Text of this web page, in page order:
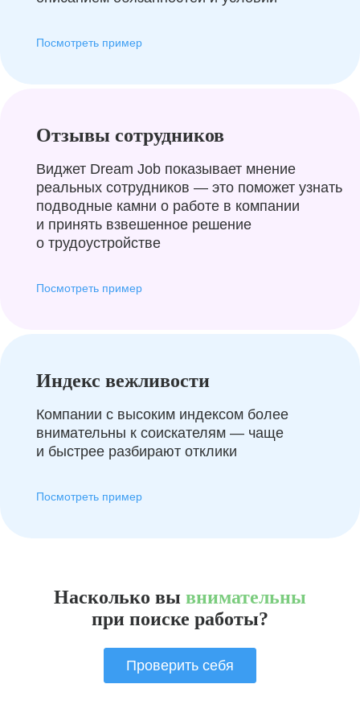
Посмотреть пример
Отзывы сотрудников
Виджет Dream Job показывает мнение
реальных сотрудников — это поможет узнать
подводные камни о работе в компании
и принять взвешенное решение
о трудоустройстве
Посмотреть пример
Индекс вежливости
Компании с высоким индексом более
внимательны к соискателям — чаще
и быстрее разбирают отклики
Посмотреть пример
Насколько вы внимательны
при поиске работы?
Проверить себя